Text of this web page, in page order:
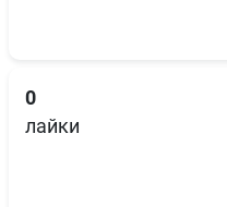
0
лайки